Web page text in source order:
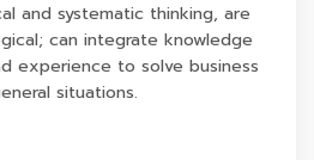
and systematic thinking, are
can integrate knowledge
experience to solve business
situations.